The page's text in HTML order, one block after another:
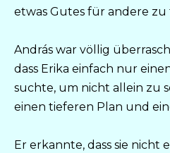
etwas Gutes für andere zu
András war völlig
dass Erika einfach nur
suchte, um nicht allein zu
einen tieferen Plan und
Er erkannte, dass sie nicht